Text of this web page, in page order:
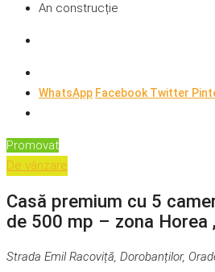
An construcție
WhatsApp FacebookTwitter
Promovat
De vânzare
Casă premium cu 5
de 500 mp – zona Horea
Strada Emil Racoviță, Dorobanților,